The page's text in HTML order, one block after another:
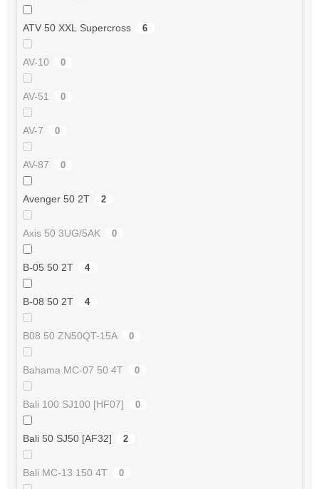
ATV 50 XXL Supercross 6
AV-10 0
AV-51 0
AV-7 0
AV-87 0
Avenger 50 2T 2
Axis 50 3UG/5AK 0
B-05 50 2T 4
B-08 50 2T 4
B08 50 ZN50QT-15A 0
Bahama MC-07 50 4T 0
Bali 100 SJ100 [HF07] 0
Bali 50 SJ50 [AF32] 2
Bali MC-13 150 4T 0